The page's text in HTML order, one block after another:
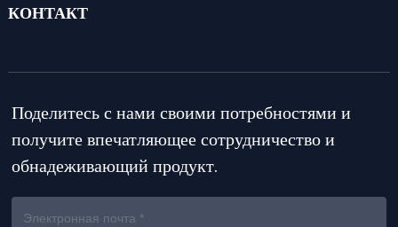
КОНТАКТ
Поделитесь с нами своими потребностями и
получите впечатляющее сотрудничество и
обнадеживающий продукт.